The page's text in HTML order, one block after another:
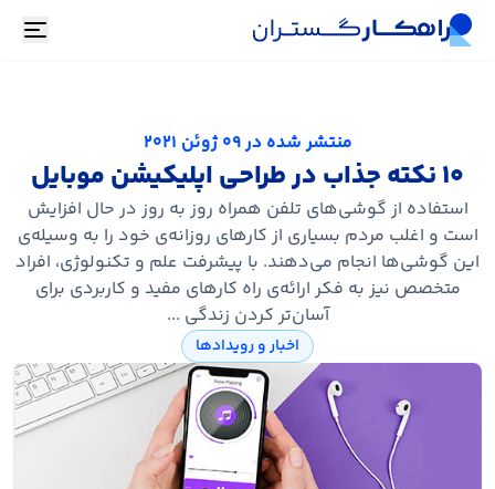
منتشر شده در09 ژوئن 2021
۱۰ نکته‌ جذاب در طراحی اپلیکیشن‌ موبایل
استفاده از گوشی‌های تلفن همراه روز به روز در حال افزایش
است و اغلب مردم بسیاری از کارهای روزانه‌ی خود را به وسیله‌ی
این گوشی‌ها انجام می‌دهند. با پیشرفت علم و تکنولوژی، افراد
متخصص نیز به فکر ارائه‌ی راه کارهای مفید و کاربردی برای
آسان‌تر کردن زندگی ...
اخبار و رویدادها